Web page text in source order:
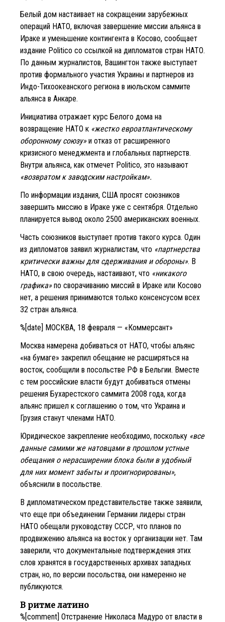
Белый дом настаивает на сокращении зарубежных
операций НАТО, включая завершение миссии альянса в
Ираке и уменьшение контингента в Косово, сообщает
издание Politico со ссылкой на дипломатов стран НАТО.
По данным журналистов, Вашингтон также выступает
против формального участия Украины и партнеров из
Индо-Тихоокеанского региона в июльском саммите
альянса в Анкаре.
Инициатива отражает курс Белого дома на
возвращение НАТО к «жестко евроатлантическому
оборонному союзу»и отказ от расширенного
кризисного менеджмента и глобальных партнерств.
Внутри альянса, как отмечет Politico, это называют
«возвратом к заводским настройкам».
По информации издания, США просят союзников
завершить миссию в Ираке уже с сентября. Отдельно
планируется вывод около 2500 американских военных.
Часть союзников выступает против такого курса. Один
из дипломатов заявил журналистам, что «партнерства
критически важны для сдерживания и обороны». В
НАТО, в свою очередь, настаивают, что «никакого
графика»по сворачиванию миссий в Ираке или Косово
нет, а решения принимаются только консенсусом всех
32 стран альянса.
%[date] МОСКВА, 18 февраля — «Коммерсант»
Москва намерена добиваться от НАТО, чтобы альянс
«на бумаге» закрепил обещание не расширяться на
восток, сообщили в посольстве РФ в Бельгии. Вместе
с тем российские власти будут добиваться отмены
решения Бухарестского саммита 2008 года, когда
альянс пришел к соглашению о том, что Украина и
Грузия станут членами НАТО.
Юридическое закрепление необходимо, поскольку «все
данные самими же натовцами в прошлом устные
обещания о нерасширении блока были в удобный
для них момент забыты и проигнорированы»,
объяснили в посольстве.
В дипломатическом представительстве также заявили,
что еще при объединении Германии лидеры стран
НАТО обещали руководству СССР, что планов по
продвижению альянса на восток у организации нет. Там
заверили, что документальные подтверждения этих
слов хранятся в государственных архивах западных
стран, но, по версии посольства, они намеренно не
публикуются.
В ритме латино
%[comment] Отстранение Николаса Мадуро от власти в